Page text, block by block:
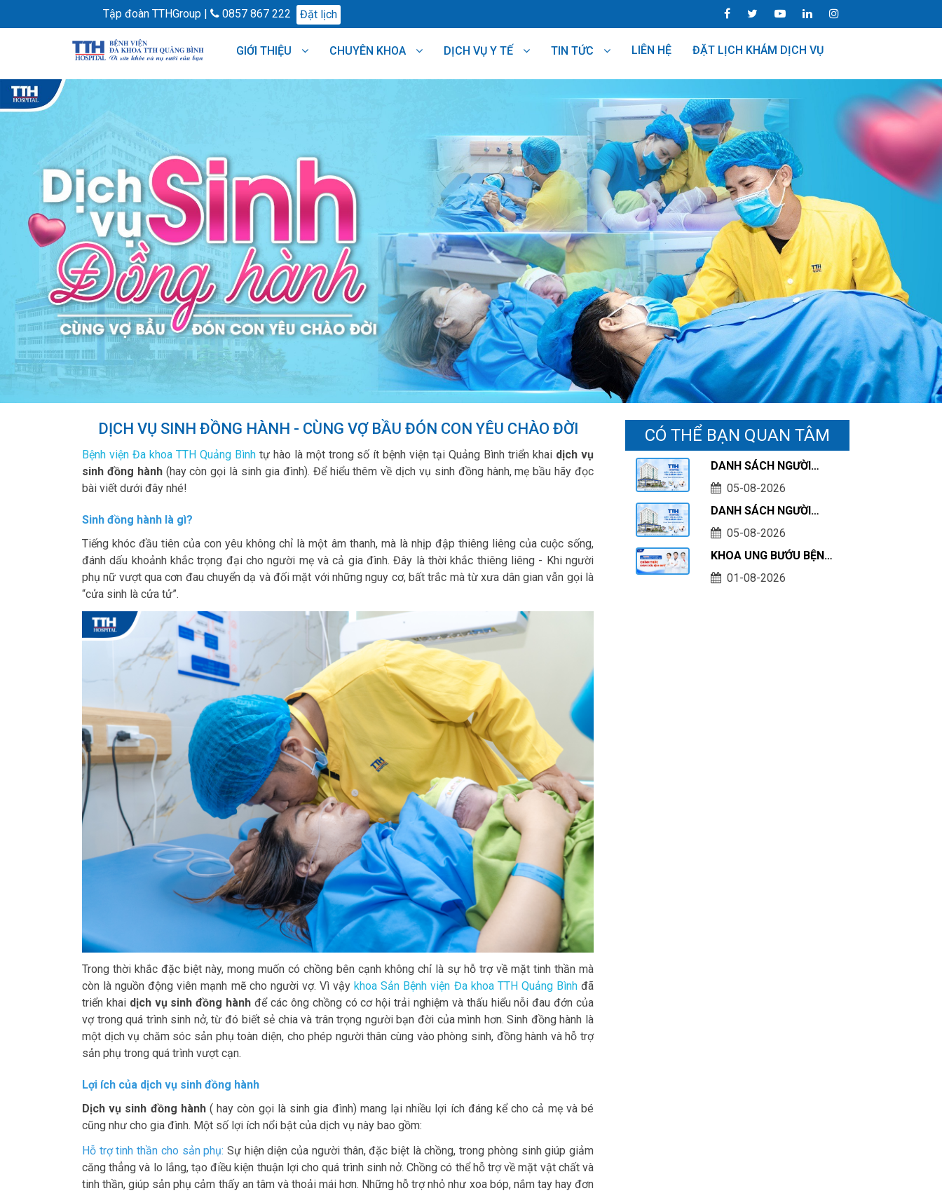
Tập đoàn TTHGroup | 0857 867 222 Đặt lịch
GIỚI THIỆU CHUYÊN KHOA DỊCH VỤ Y TẾ TIN TỨC LIÊN HỆ ĐẶT LỊCH KHÁM DỊCH VỤ
DỊCH VỤ SINH ĐỒNG HÀNH - CÙNG VỢ BẦU ĐÓN CON YÊU CHÀO ĐỜI
Bệnh viện Đa khoa TTH Quảng Bìnhtự hào là một trong số ít bệnh viện tại Quảng Bình triển khai dịch vụ
sinh đồng hành(hay còn gọi là sinh gia đình). Để hiểu thêm về dịch vụ sinh đồng hành, mẹ bầu hãy đọc
bài viết dưới đây nhé!
Sinh đồng hành là gì?
Tiếng khóc đầu tiên của con yêu không chỉ là một âm thanh, mà là nhịp đập thiêng liêng của cuộc sống,
đánh dấu khoảnh khắc trọng đại cho người mẹ và cả gia đình. Đây là thời khắc thiêng liêng - Khi người
phụ nữ vượt qua cơn đau chuyển dạ và đối mặt với những nguy cơ, bất trắc mà từ xưa dân gian vẫn gọi là
“cửa sinh là cửa tử”.
Trong thời khắc đặc biệt này, mong muốn có chồng bên cạnh không chỉ là sự hỗ trợ về mặt tinh thần mà
còn là nguồn động viên mạnh mẽ cho người vợ. Vì vậy khoa Sản Bệnh viện Đa khoa TTH Quảng Bìnhđã
triển khai dịch vụ sinh đồng hành để các ông chồng có cơ hội trải nghiệm và thấu hiểu nỗi đau đớn của
vợ trong quá trình sinh nở, từ đó biết sẻ chia và trân trọng người bạn đời của mình hơn. Sinh đồng hành là
một dịch vụ chăm sóc sản phụ toàn diện, cho phép người thân cùng vào phòng sinh, đồng hành và hỗ trợ
sản phụ trong quá trình vượt cạn.
Lợi ích của dịch vụ sinh đồng hành
Dịch vụ sinh đồng hành( hay còn gọi là sinh gia đình) mang lại nhiều lợi ích đáng kể cho cả mẹ và bé
cũng như cho gia đình. Một số lợi ích nổi bật của dịch vụ này bao gồm:
Hỗ trợ tinh thần cho sản phụ: Sự hiện diện của người thân, đặc biệt là chồng, trong phòng sinh giúp giảm
căng thẳng và lo lắng, tạo điều kiện thuận lợi cho quá trình sinh nở. Chồng có thể hỗ trợ về mặt vật chất và
tinh thần, giúp sản phụ cảm thấy an tâm và thoải mái hơn. Những hỗ trợ nhỏ như xoa bóp, nắm tay hay đơn
CÓ THỂ BẠN QUAN TÂM
DANH SÁCH NGƯỜI
HOÀN THÀNH THỰC
BỆNH TẠI CƠ SỞ TÍNH
TỚI THÁNG 07/2026
05-08-2026
DANH SÁCH NGƯỜI
THỰC HÀNH KHÁM
TÍNH TỚI THÁNG
07/2026
05-08-2026
KHOA UNG BƯỚU BỆNH
VIỆN ĐA KHOA TTH
01-08-2026